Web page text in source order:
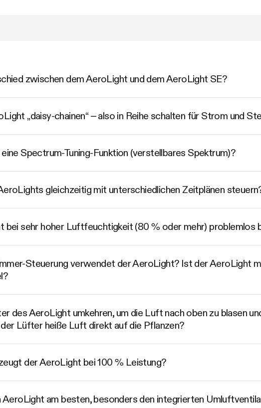
zwischen dem AeroLight und dem AeroLight SE?
„daisy-chainen“ – also in Reihe schalten für Strom und
Spectrum-Tuning-Funktion (verstellbares Spektrum)?
gleichzeitig mit unterschiedlichen Zeitplänen
bei sehr hoher Luftfeuchtigkeit (80 % oder mehr) problemlos
Steuerung verwendet der AeroLight? Ist der AeroLight
des AeroLight umkehren, um die Luft nach oben zu blasen
Lüfter heiße Luft direkt auf die Pflanzen?
der AeroLight bei 100 % Leistung?
AeroLight am besten, besonders den integrierten